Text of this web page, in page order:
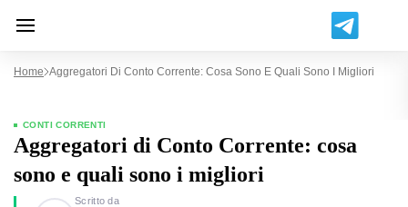
Home Aggregatori Di Conto Corrente: Cosa Sono E Quali Sono I Migliori
CONTI CORRENTI
Aggregatori di Conto Corrente: cosa
sono e quali sono i migliori
Scritto da